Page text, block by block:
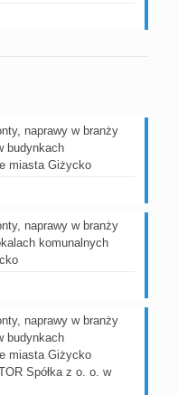
naprawy w branży
budynkach
miasta Giżycko
naprawy w branży
komunalnych
naprawy w branży
budynkach
miasta Giżycko
Spółka z o. o. w